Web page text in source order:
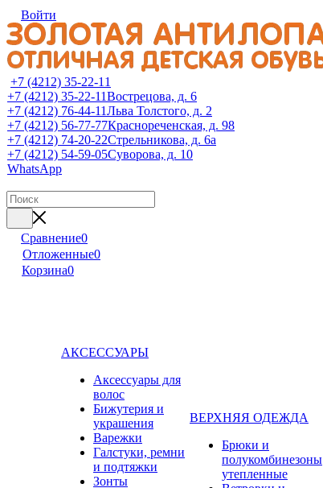
Войти
+7 (4212) 35-22-11
+7 (4212) 35-22-11Вострецова, д. 6
+7 (4212) 76-44-11Льва Толстого, д. 2
+7 (4212) 56-77-77Краснореченская, д. 98
+7 (4212) 74-20-22Стрельникова, д. 6а
+7 (4212) 54-59-05Суворова, д. 10
WhatsApp
Сравнение0
Отложенные0
Корзина0
АКСЕССУАРЫ
Аксессуары для
волос
Бижутерия и
украшения
Варежки
Галстуки, ремни
и подтяжки
Зонты
ВЕРХНЯЯ ОДЕЖДА
Брюки и
полукомбинезоны
утепленные